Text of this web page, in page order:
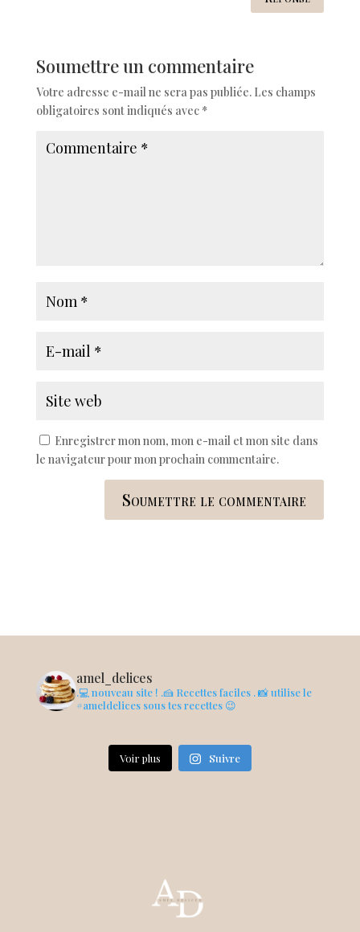
Soumettre un commentaire
Votre adresse e-mail ne sera pas publiée. Les champs
obligatoires sont indiqués avec *
Enregistrer mon nom, mon e-mail et mon site dans
le navigateur pour mon prochain commentaire.
Soumettre le commentaire
amel_delices
.💻 nouveau site ! .🍰 Recettes faciles . 📸 utilise le
#ameldelices sous tes recettes 😉
Voir plus Suivre